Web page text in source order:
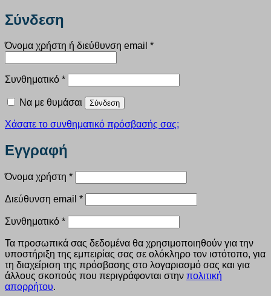
Σύνδεση
Όνομα χρήστη ή διεύθυνση email *Απαιτείται
Συνθηματικό *Απαιτείται
Να με θυμάσαι Σύνδεση
Χάσατε το συνθηματικό πρόσβασής σας;
Εγγραφή
Όνομα χρήστη *Απαιτείται
Διεύθυνση email *Απαιτείται
Συνθηματικό *Απαιτείται
Τα προσωπικά σας δεδομένα θα χρησιμοποιηθούν για την
υποστήριξη της εμπειρίας σας σε ολόκληρο τον ιστότοπο, για
τη διαχείριση της πρόσβασης στο λογαριασμό σας και για
άλλους σκοπούς που περιγράφονται στην πολιτική
απορρήτου.